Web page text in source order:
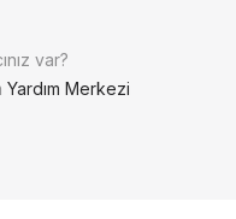
var?
Yardım Merkezi